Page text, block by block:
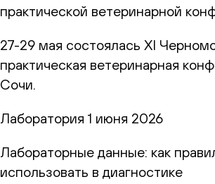
практической ветеринарной
27-29 мая состоялась XI
практическая ветеринарная
Сочи.
Лаборатория 1 июня 2026
Лабораторные данные: как
использовать в диагностике